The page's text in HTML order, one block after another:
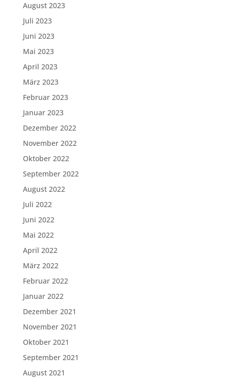
August 2023
Juli 2023
Juni 2023
Mai 2023
April 2023
März 2023
Februar 2023
Januar 2023
Dezember 2022
November 2022
Oktober 2022
September 2022
August 2022
Juli 2022
Juni 2022
Mai 2022
April 2022
März 2022
Februar 2022
Januar 2022
Dezember 2021
November 2021
Oktober 2021
September 2021
August 2021